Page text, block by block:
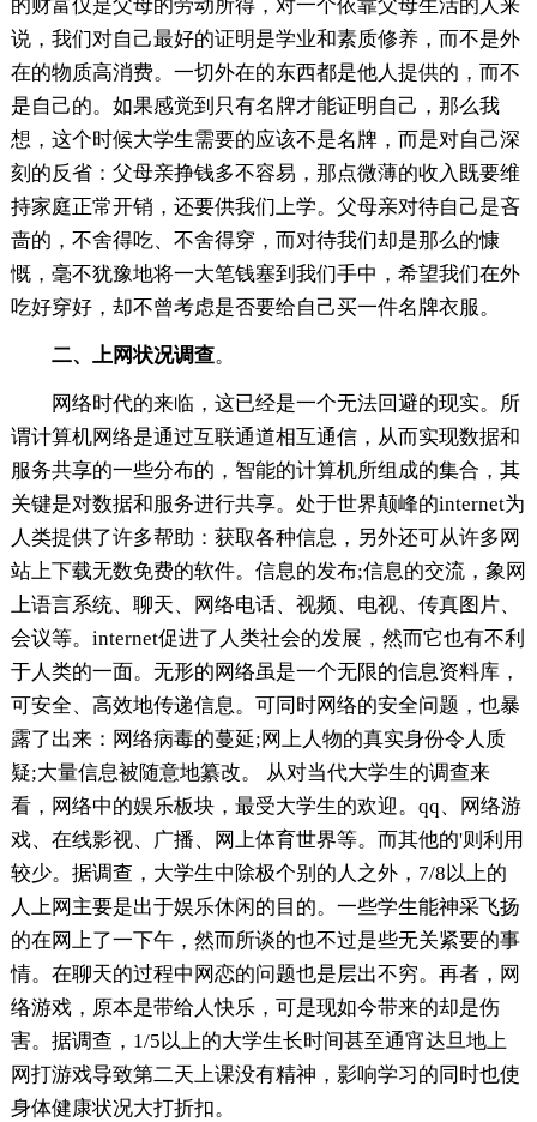
的财富仅是父母的劳动所得，对一个依靠父母生活的人来
说，我们对自己最好的证明是学业和素质修养，而不是外
在的物质高消费。一切外在的东西都是他人提供的，而不
是自己的。如果感觉到只有名牌才能证明自己，那么我
想，这个时候大学生需要的应该不是名牌，而是对自己深
刻的反省：父母亲挣钱多不容易，那点微薄的收入既要维
持家庭正常开销，还要供我们上学。父母亲对待自己是吝
啬的，不舍得吃、不舍得穿，而对待我们却是那么的慷
慨，毫不犹豫地将一大笔钱塞到我们手中，希望我们在外
吃好穿好，却不曾考虑是否要给自己买一件名牌衣服。
二、上网状况调查。
网络时代的来临，这已经是一个无法回避的现实。所
谓计算机网络是通过互联通道相互通信，从而实现数据和
服务共享的一些分布的，智能的计算机所组成的集合，其
关键是对数据和服务进行共享。处于世界颠峰的internet为
人类提供了许多帮助：获取各种信息，另外还可从许多网
站上下载无数免费的软件。信息的发布;信息的交流，象网
上语言系统、聊天、网络电话、视频、电视、传真图片、
会议等。internet促进了人类社会的发展，然而它也有不利
于人类的一面。无形的网络虽是一个无限的信息资料库，
可安全、高效地传递信息。可同时网络的安全问题，也暴
露了出来：网络病毒的蔓延;网上人物的真实身份令人质
疑;大量信息被随意地纂改。 从对当代大学生的调查来
看，网络中的娱乐板块，最受大学生的欢迎。qq、网络游
戏、在线影视、广播、网上体育世界等。而其他的'则利用
较少。据调查，大学生中除极个别的人之外，7/8以上的
人上网主要是出于娱乐休闲的目的。一些学生能神采飞扬
的在网上了一下午，然而所谈的也不过是些无关紧要的事
情。在聊天的过程中网恋的问题也是层出不穷。再者，网
络游戏，原本是带给人快乐，可是现如今带来的却是伤
害。据调查，1/5以上的大学生长时间甚至通宵达旦地上
网打游戏导致第二天上课没有精神，影响学习的同时也使
身体健康状况大打折扣。